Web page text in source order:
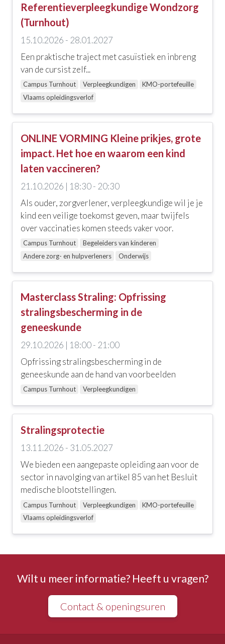
Campus Turnhout
Campus Waregem
Care support Limburg
deSpiegeling
Huize Nazareth
Online Vorming
PKOKC
Protestantse kerk Turnhout
Sint-Pietershoek
Villa Imagina
Webinar
Andere
Alle opties
KMO-portefeuille
Vlaams opleidingsverlof
Referentieverpleegkundige Wondzorg
(Turnhout)
15.10.2026 - 28.01.2027
Een praktische traject met casuïstiek en inbreng
van de cursist zelf...
Campus Turnhout Verpleegkundigen
KMO-portefeuille
Vlaams opleidingsverlof
ONLINE VORMING Kleine prikjes, grote
impact. Het hoe en waarom een kind
laten vaccineren?
21.10.2026 | 18:30 - 20:30
Als ouder, zorgverlener, verpleegkundige wil je je
kind een veilige toekomst geven, maar twijfels
over vaccinaties komen steeds vaker voor.
Campus Turnhout
Begeleiders van kinderen
Andere zorg- en hulpverleners
Onderwijs
Masterclass Straling: Opfrissing
stralingsbescherming in de
geneeskunde
29.10.2026 | 18:00 - 21:00
Opfrissing stralingsbescherming in de
geneeskunde aan de hand van voorbeelden
Campus Turnhout Verpleegkundigen
Stralingsprotectie
13.11.2026 - 31.05.2027
We bieden een aangepaste opleiding aan voor de
sector in navolging van artikel 85 van het Besluit
medische blootstellingen.
Campus Turnhout Verpleegkundigen
KMO-portefeuille
Vlaams opleidingsverlof
Wilt u meer informatie? Heeft u vragen?
Contact & openingsuren